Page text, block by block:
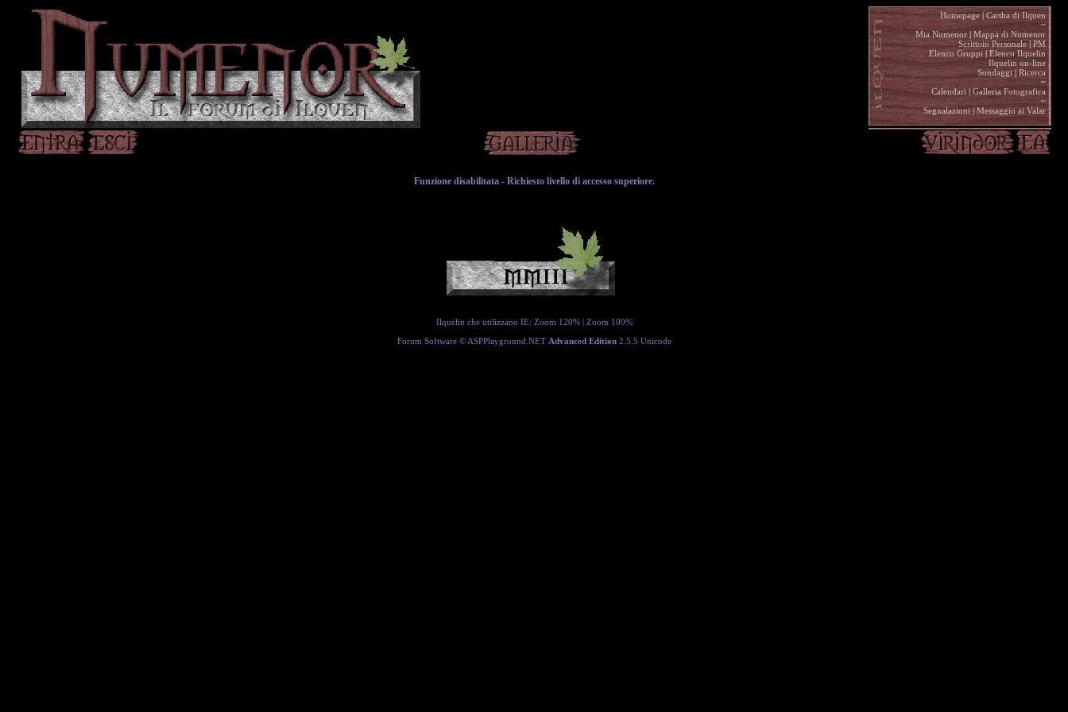
Homepage| Cartha di Ilquen .
~.
Mia Numenor | Mappa di Numenor .
Scrittoio Personale| PM .
Elenco Gruppi | Elenco Ilquelin .
Ilquelin on-line .
Sondaggi | Ricerca .
~.
Calendari | Galleria Fotografica .
~.
Segnalazioni| Messaggio ai Valar .
Funzione disabilitata - Richiesto livello di accesso superiore.
Ilquelin che utilizzano IE: Zoom 120%| Zoom 100%
Forum Software © ASPPlayground.NET Advanced Edition2.5.5 Unicode